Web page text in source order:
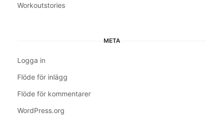
Workoutstories
META
Logga in
Flöde för inlägg
Flöde för kommentarer
WordPress.org